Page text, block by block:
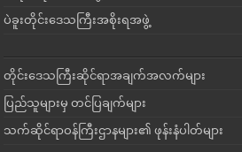
ပဲခူးတိုင်းဒေသကြီးအစိုးရအဖွဲ့
တိုင်းဒေသကြီးဆိုင်ရာအချက်အလက်များ
ပြည်သူများမှ တင်ပြချက်များ
သက်ဆိုင်ရာဝန်ကြီးဌာနများ၏ ဖုန်းနံပါတ်များ